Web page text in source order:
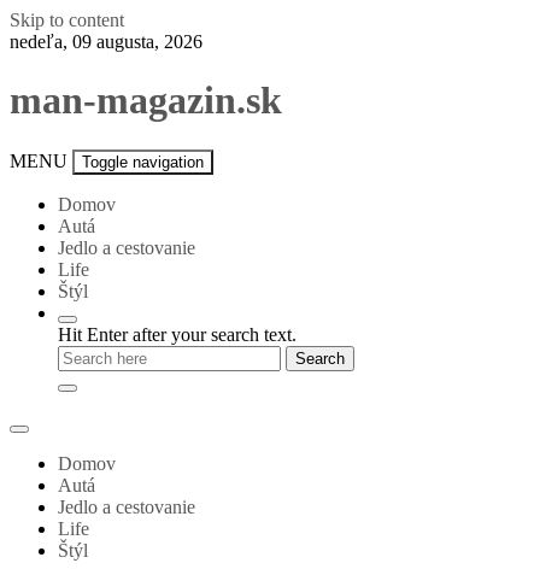
Skip to content
nedeľa, 09 augusta, 2026
man-magazin.sk
MENU Toggle navigation
Domov
Autá
Jedlo a cestovanie
Life
Štýl
Hit Enter after your search text.
Domov
Autá
Jedlo a cestovanie
Life
Štýl